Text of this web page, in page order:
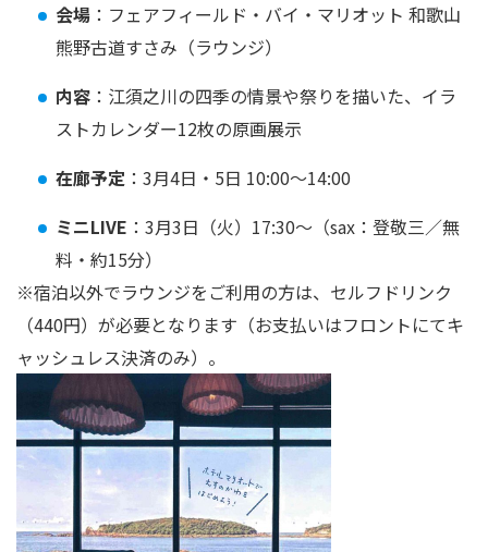
会場 ：フェアフィールド・バイ・マリオット 和歌山
熊野古道すさみ（ラウンジ）
内容 ：江須之川の四季の情景や祭りを描いた、イラ
ストカレンダー12枚の原画展示
在廊予定 ：3月4日・5日 10:00〜14:00
ミニLIVE ：3月3日（火）17:30〜（sax：登敬三／無
料・約15分）
※宿泊以外でラウンジをご利用の方は、セルフドリンク
（440円）が必要となります（お支払いはフロントにてキ
ャッシュレス決済のみ）。